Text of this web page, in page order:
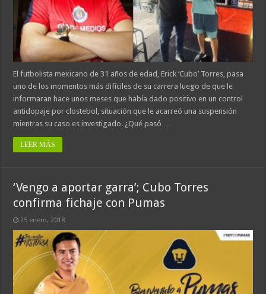
El futbolista mexicano de 31 años de edad, Erick ‘Cubo’ Torres, pasa
uno de los momentos más difíciles de su carrera luego de que le
informaran hace unos meses que había dado positivo en un control
antidopaje por clostebol, situación que le acarreó una suspensión
mientras su caso es investigado. ¿Qué pasó …
LEER MÁS
‘Vengo a aportar garra’; Cubo Torres
confirma fichaje con Pumas
25 enero, 2018